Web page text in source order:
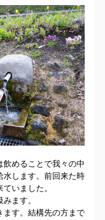
めることで我々の中
水します。前回来た時
いました。
ます。
ます。結構先の方まで